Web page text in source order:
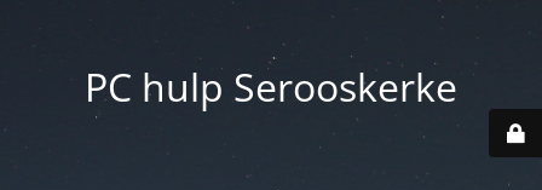
PC hulp Serooskerke